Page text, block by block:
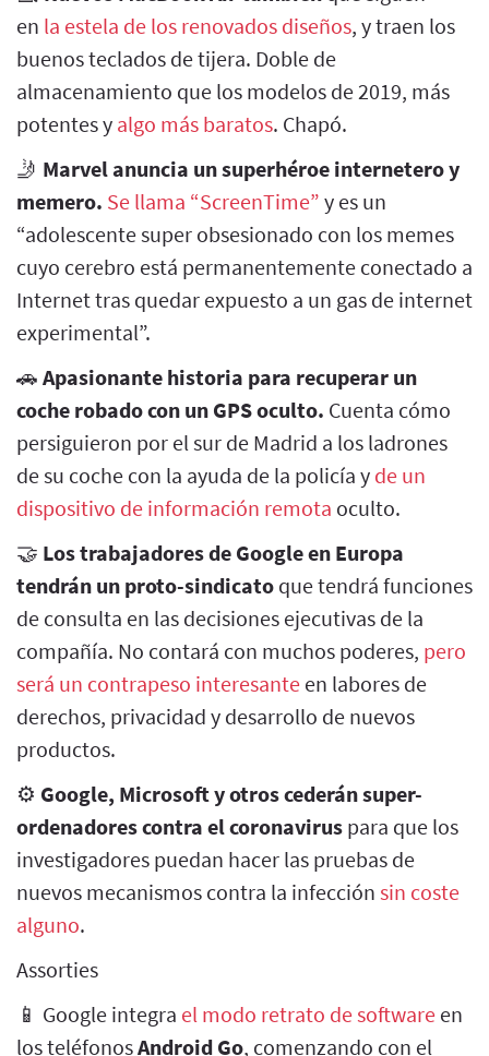
en la estela de los renovados diseños, y traen los
buenos teclados de tijera. Doble de
almacenamiento que los modelos de 2019, más
potentes y algo más baratos. Chapó.
🤳 Marvel anuncia un superhéroe internetero y
memero. Se llama “ScreenTime” y es un
“adolescente super obsesionado con los memes
cuyo cerebro está permanentemente conectado a
Internet tras quedar expuesto a un gas de internet
experimental”.
🚗 Apasionante historia para recuperar un
coche robado con un GPS oculto. Cuenta cómo
persiguieron por el sur de Madrid a los ladrones
de su coche con la ayuda de la policía y de un
dispositivo de información remota oculto.
🤝 Los trabajadores de Google en Europa
tendrán un proto-sindicato que tendrá funciones
de consulta en las decisiones ejecutivas de la
compañía. No contará con muchos poderes, pero
será un contrapeso interesante en labores de
derechos, privacidad y desarrollo de nuevos
productos.
⚙️ Google, Microsoft y otros cederán super-
ordenadores contra el coronavirus para que los
investigadores puedan hacer las pruebas de
nuevos mecanismos contra la infección sin coste
alguno.
Assorties
📱 Google integra el modo retrato de software en
los teléfonosAndroid Go, comenzando con el